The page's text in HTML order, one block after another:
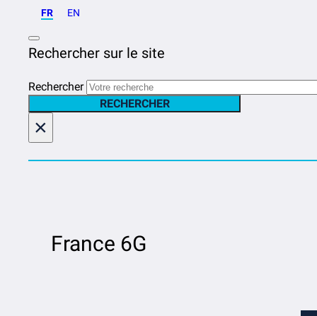
FR EN
Rechercher sur le site
Rechercher
RECHERCHER
×
France 6G